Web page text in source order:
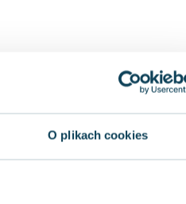
O plikach cookies